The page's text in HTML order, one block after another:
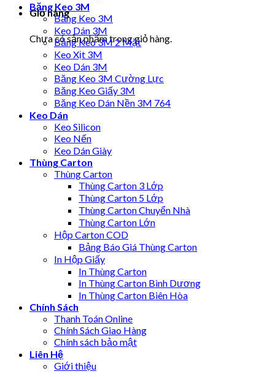
Giỏ hàng
Chưa có sản phẩm trong giỏ hàng.
Băng Keo 3M
Băng Keo 3M
Keo Dán 3M
Băng Keo 3M 2 Mặt
Keo Xịt 3M
Keo Dán 3M
Băng Keo 3M Cường Lực
Băng Keo Giấy 3M
Băng Keo Dán Nền 3M 764
Keo Dán
Keo Silicon
Keo Nến
Keo Dán Giày
Thùng Carton
Thùng Carton
Thùng Carton 3 Lớp
Thùng Carton 5 Lớp
Thùng Carton Chuyển Nhà
Thùng Carton Lớn
Hộp Carton COD
Bảng Báo Giá Thùng Carton
In Hộp Giấy
In Thùng Carton
In Thùng Carton Bình Dương
In Thùng Carton Biên Hòa
Chính Sách
Thanh Toán Online
Chính Sách Giao Hàng
Chính sách bảo mật
Liên Hệ
Giới thiệu